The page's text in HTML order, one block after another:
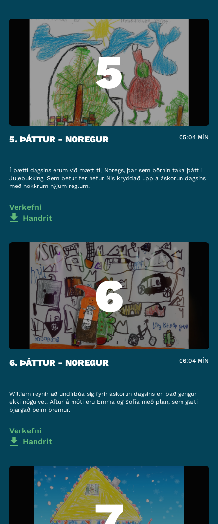
5
5. ÞÁTTUR - NOREGUR 05:04 MÍN
Í þætti dagsins erum við mætt til Noregs, þar sem börnin taka þátt í
Julebukking. Sem betur fer hefur Nis kryddað upp á áskorun dagsins
með nokkrum nýjum reglum.
Verkefni
Handrit
6
6. ÞÁTTUR - NOREGUR 06:04 MÍN
William reynir að undirbúa sig fyrir áskorun dagsins en það gengur
ekki nógu vel. Aftur á móti eru Emma og Sofia með plan, sem gæti
bjargað þeim þremur.
Verkefni
Handrit